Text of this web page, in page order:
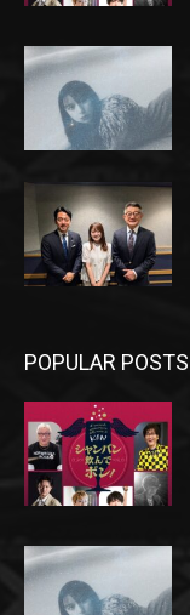
POPULAR POSTS